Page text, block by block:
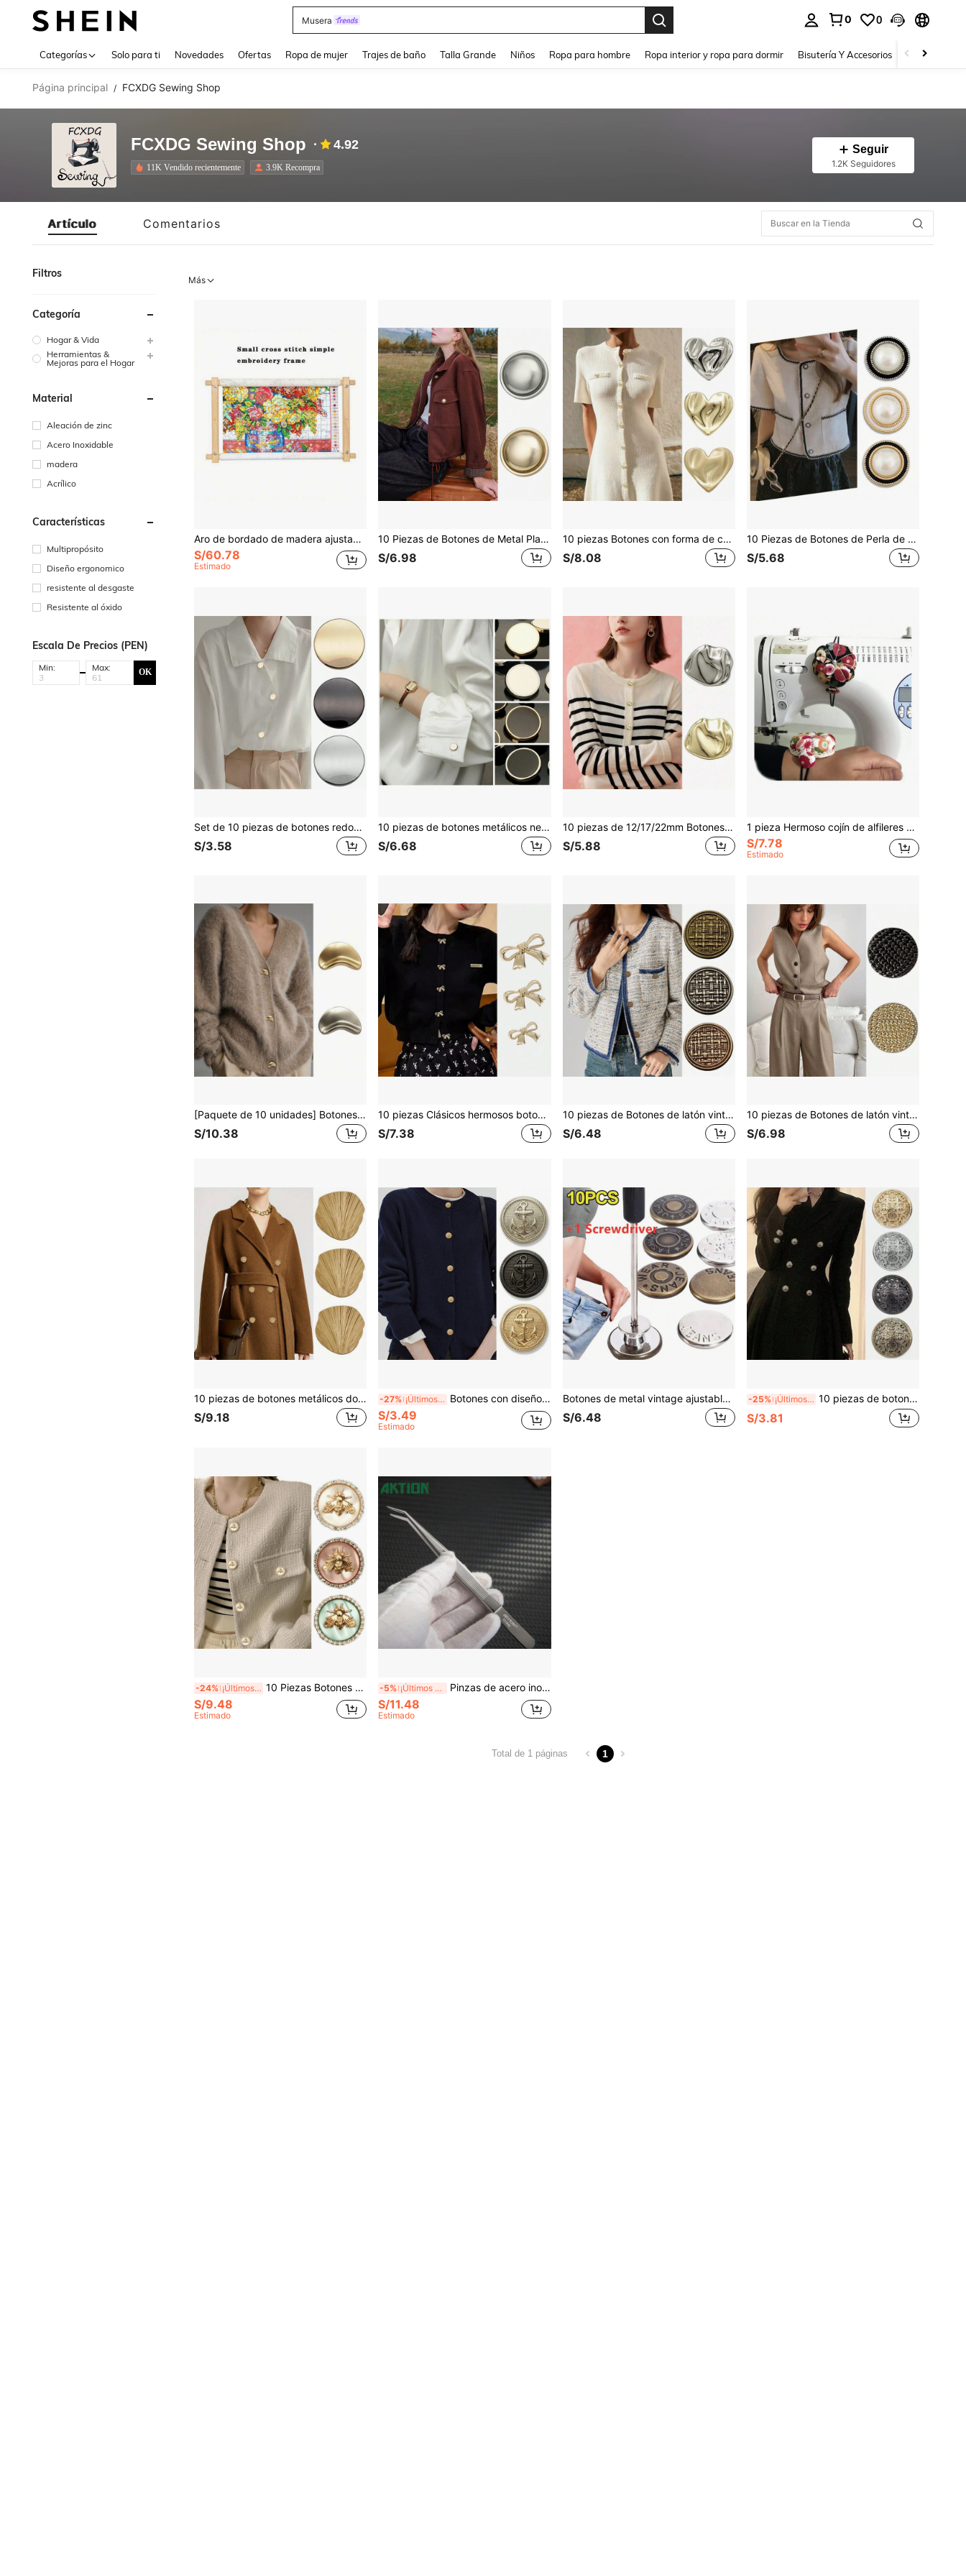
Dazy
0 0
Categorías Solo para ti Novedades Ofertas Ropa de mujer Trajes de baño Talla Grande Niños Ropa para hombre Ropa interior y ropa para dormir Bisutería Y Accesorios Zapatos
Página principal / FCXDG Sewing Shop
FCXDG Sewing Shop 4.92
11K Vendido recientemente 3.9K Recompra
Seguir
1.2K Seguidores
Artículo Comentarios
Filtros
Categoría
Hogar & Vida
Herramientas &
Mejoras para el Hogar
Material
Aleación de zinc
Acero Inoxidable
madera
Acrílico
Características
Multipropósito
Diseño ergonomico
resistente al desgaste
Resistente al óxido
Escala De Precios (PEN)
Min: Max: OK
Más
Aro de bordado de madera ajustable - Kit de marco de punto de cruz para manualidades DIY, suministros de bordado a mano, herramienta de costura portátil para principiantes, proyectos artísticos
S/60.78
Estimado
10 Piezas de Botones de Metal Planos para Coser, Botones Redondos Dorados para Accesorios de Ropa, Botones de Costura Minimalistas de Moda DIY para Camisas, Chaquetas, Vestidos, Blazers | Accesorios de Decoración de Ropa
S/6.98
10 piezas Botones con forma de corazón estilo bohemio vintage, de metal dorado y plateado para coser en vestidos, chaquetas y manualidades DIY, accesorios de ropa románticos, surtido de tamaños (15-25mm) Botones de moda para mujer
S/8.08
10 Piezas de Botones de Perla de Moda - Botones con Brillo de 20mm para Chaquetas, Vestidos, DIY de Chaquetas y Cuellos/Puños de Camisas (Accesorios de Costura para Vestir de Fiesta)
S/5.68
Set de 10 piezas de botones redondos de metal - 4 tamaños (10/15/20/25mm) 3 colores | Minimalistas de moda DIY botones de costura para camisas, chaquetas, vestidos, blazers | Accesorios de decoración para ropa
S/3.58
10 piezas de botones metálicos negros mate - Multisize de 11.5-25mm Botones decorativos de aleación para blazers, vestidos, manualidades de chaquetas (acentos en el cuello/mangas)
S/6.68
10 piezas de 12/17/22mm Botones metálicos vintage minimalistas asimétricos para chaquetas, vestidos, camisas, manualidades DIY, decoración de ropa, accesorios de costura
S/5.88
1 pieza Hermoso cojín de alfileres para costura con patrón de flores, accesorios de costura cojín para agujas, cojín para agujas y dedalera en la muñeca
S/7.78
Estimado
[Paquete de 10 unidades] Botones de aleación de metal vintage de dos tonos oro/plata - Botones de costura con orificio trasero para abrigos, chaquetas, blazers, trajes, ropa de exterior, manualidades DIY, accesorios para vestidos de novia y boda
S/10.38
10 piezas Clásicos hermosos botones de arco huecos de metal estilo universitario para suéter, camisa y vestido con botones decorativos elegantes de moda
S/7.38
10 piezas de Botones de latón vintage y antiguos - Multiparaños de 15/20/25mm Botones circulares de metal para costura en chaquetas, cárdigans, puños de camisas (Accesorios de moda DIY para primavera y verano)
S/6.48
10 piezas de Botones de latón vintage/antiguo - Botones de aleación negro/dorado de múltiples tamaños de 15-25mm para blazers, cárdigans, vestidos (acentos DIY para el cuello/mangas)
S/6.98
10 piezas de botones metálicos dorados con diseño de concha ondulada - Botones decorativos de lujo vintage para abrigo, blazer, chaqueta, traje, gabardina - Accesorios de moda
S/9.18
-27% ¡Últimos 3 días Botones con diseño de ancla náutica para chaquetas y suéteres (10 piezas) - Botones de metal vintage de 15/20/25 mm, accesorios de costura redondos y retro para trajes, cárdigans, moda de primavera y verano
S/3.49
Estimado
Botones de metal vintage ajustables de 10 piezas - Botones de aleación de zinc sin costura para vaqueros/chaquetas, accesorios de moda y decoración de ropa de trabajo de alta resistencia
S/6.48
-25% ¡Últimos 2 días 10 piezas de botones metálicos de estilo vintage - Botones de costura de aleación con relieve floral para vestidos, jeans y manualidades
S/3.81
-24% ¡Últimos 3 días 10 Piezas Botones de lujo con diamantes de imitación de 18/25mm para ropa, material de costura, accesorios de costura, botones de chaqueta de moda para mujeres, botones de abrigo con abeja
S/9.48
Estimado
-5% ¡Últimos 3 días Pinzas de acero inoxidable de calidad alemana con punta curva antiestática para manualidades de arte de uñas DIY
S/11.48
Estimado
Total de 1 páginas 1